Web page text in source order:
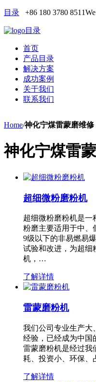
目录 +86 180 3780 8511
目录
首页
产品目录
解决方案
成功案例
关于我们
联系我们
Home/神化宁煤雷蒙磨维修
神化宁煤雷
超细微粉磨粉机
超细微粉磨粉机是一
粉磨主要适用于中、
9级以下的非易燃易
试验和改进，为超细
机，…
了解详情
雷蒙磨粉机
我们公司专业生产大
经验，已经成为中国
雷蒙磨粉机是经过我
耗、投资小、环保
了解详情